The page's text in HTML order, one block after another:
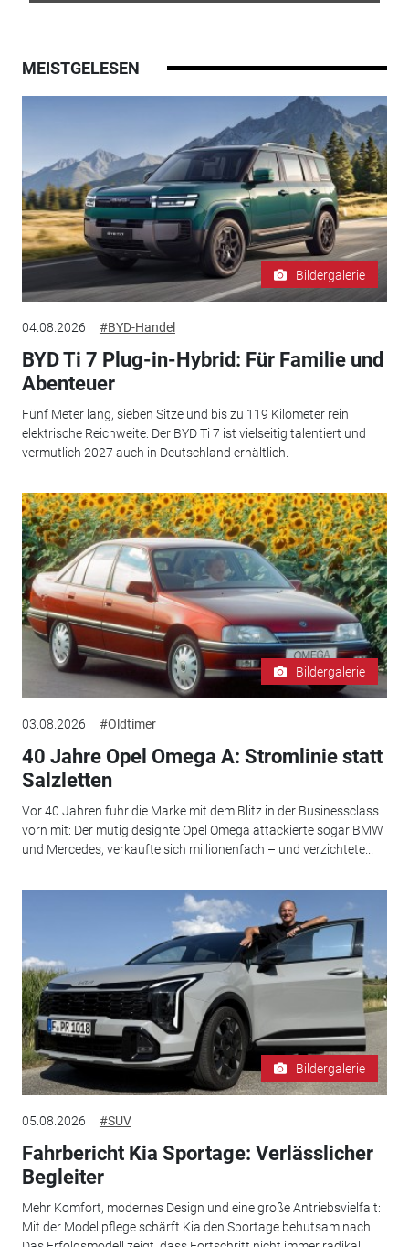
MEISTGELESEN
Bildergalerie
04.08.2026 #BYD-Handel
BYD Ti 7 Plug-in-Hybrid: Für Familie und
Abenteuer
Fünf Meter lang, sieben Sitze und bis zu 119 Kilometer rein
elektrische Reichweite: Der BYD Ti 7 ist vielseitig talentiert und
vermutlich 2027 auch in Deutschland erhältlich.
Bildergalerie
03.08.2026 #Oldtimer
40 Jahre Opel Omega A: Stromlinie statt
Salzletten
Vor 40 Jahren fuhr die Marke mit dem Blitz in der Businessclass
vorn mit: Der mutig designte Opel Omega attackierte sogar BMW
und Mercedes, verkaufte sich millionenfach – und verzichtete...
Bildergalerie
05.08.2026 #SUV
Fahrbericht Kia Sportage: Verlässlicher
Begleiter
Mehr Komfort, modernes Design und eine große Antriebsvielfalt:
Mit der Modellpflege schärft Kia den Sportage behutsam nach.